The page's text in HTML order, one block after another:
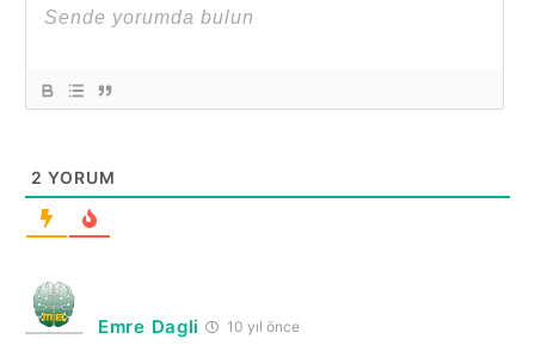
2 YORUM
Emre Dagli 10 yıl önce